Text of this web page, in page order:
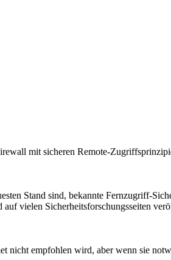
mit sicheren Remote-
Stand sind, bekannte Fernzugriff-
vielen Sicherheitsforschungsseiten
nicht empfohlen wird, aber wenn sie